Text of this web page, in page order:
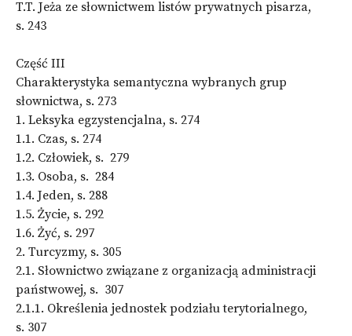
T.T. Jeża ze słownictwem listów prywatnych pisarza,
s. 243
Część III
Charakterystyka semantyczna wybranych grup
słownictwa, s. 273
1. Leksyka egzystencjalna, s. 274
1.1. Czas, s. 274
1.2. Człowiek, s. 279
1.3. Osoba, s. 284
1.4. Jeden, s. 288
1.5. Życie, s. 292
1.6. Żyć, s. 297
2. Turcyzmy, s. 305
2.1. Słownictwo związane z organizacją administracji
państwowej, s. 307
2.1.1. Określenia jednostek podziału terytorialnego,
s. 307